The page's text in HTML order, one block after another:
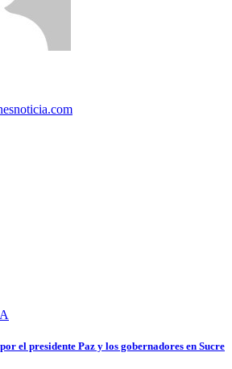
el presidente Paz y los gobernadores en Sucre